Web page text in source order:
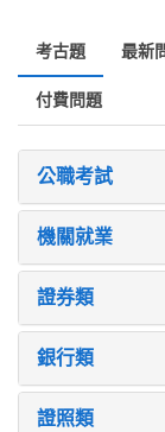
考古題 最新
付費問題
公職考試
機關就業
證券類
銀行類
證照類